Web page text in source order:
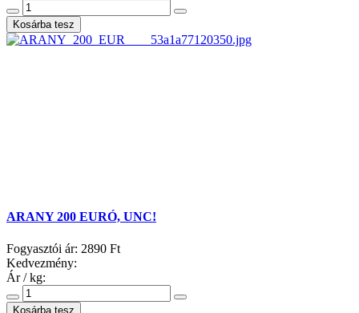
ARANY 200 EURÓ, UNC!
Fogyasztói ár: 2890 Ft
Kedvezmény:
Ár / kg: